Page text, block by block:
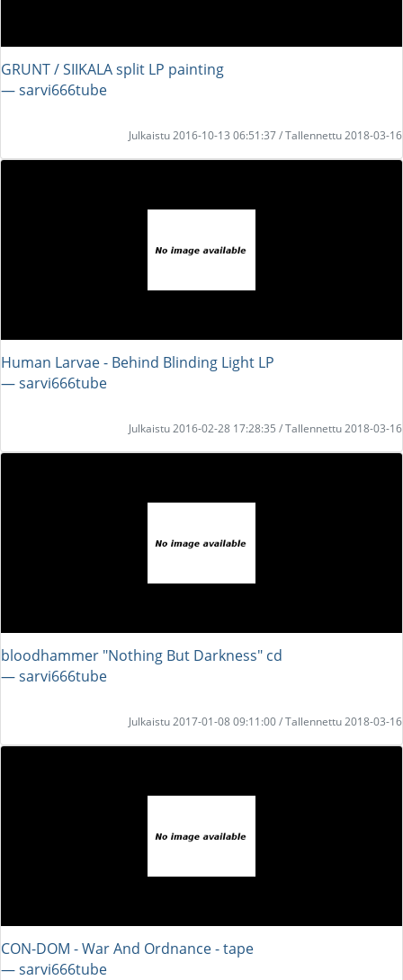
GRUNT / SIIKALA split LP painting
― sarvi666tube
Julkaistu 2016-10-13 06:51:37 / Tallennettu 2018-03-16
Human Larvae - Behind Blinding Light LP
― sarvi666tube
Julkaistu 2016-02-28 17:28:35 / Tallennettu 2018-03-16
bloodhammer "Nothing But Darkness" cd
― sarvi666tube
Julkaistu 2017-01-08 09:11:00 / Tallennettu 2018-03-16
CON-DOM - War And Ordnance - tape
― sarvi666tube